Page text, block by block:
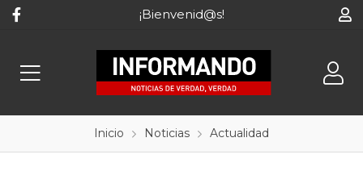
¡Bienvenid@s!
Inicio Noticias Actualidad